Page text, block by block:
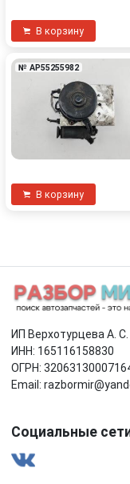
В корзину
№ AP55255982
В корзину
ИП Верхотурцева А. С.
ИНН: 165116158830
ОГРН:
Email:
Социальные